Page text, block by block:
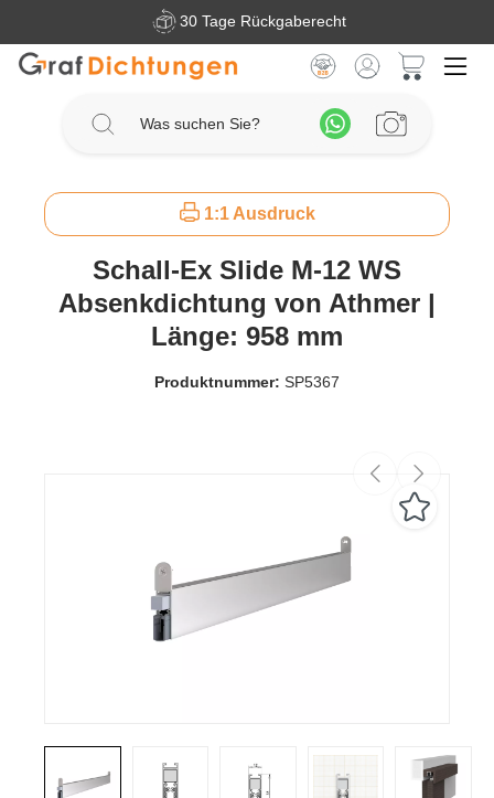
Zum Hauptinhalt springen30 Tage Rückgaberecht
1:1 Ausdruck
Schall-Ex Slide M-12 WS
Absenkdichtung von Athmer |
Länge: 958 mm
Produktnummer: SP5367